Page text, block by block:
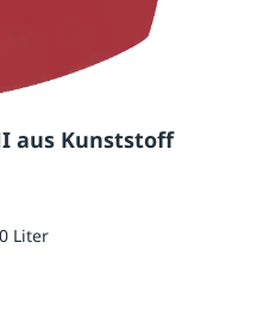
aus Kunststoff
Liter